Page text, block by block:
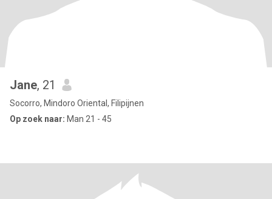
Jane, 21
Socorro, Mindoro Oriental, Filipijnen
Op zoek naar: Man 21 - 45